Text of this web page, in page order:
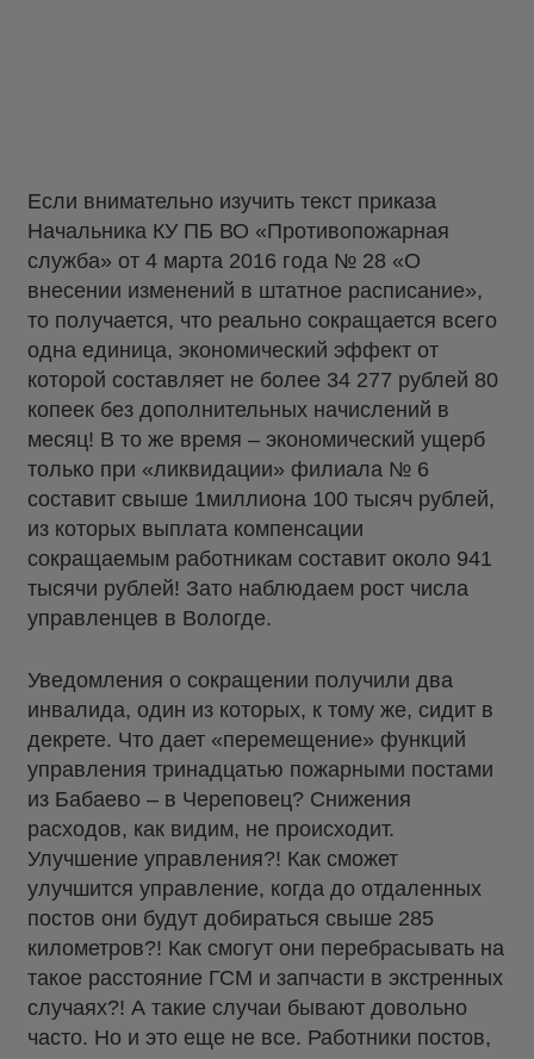
Если внимательно изучить текст приказа
Начальника КУ ПБ ВО «Противопожарная
служба» от 4 марта 2016 года № 28 «О
внесении изменений в штатное расписание»,
то получается, что реально сокращается всего
одна единица, экономический эффект от
которой составляет не более 34 277 рублей 80
копеек без дополнительных начислений в
месяц! В то же время – экономический ущерб
только при «ликвидации» филиала № 6
составит свыше 1миллиона 100 тысяч рублей,
из которых выплата компенсации
сокращаемым работникам составит около 941
тысячи рублей! Зато наблюдаем рост числа
управленцев в Вологде.
Уведомления о сокращении получили два
инвалида, один из которых, к тому же, сидит в
декрете. Что дает «перемещение» функций
управления тринадцатью пожарными постами
из Бабаево – в Череповец? Снижения
расходов, как видим, не происходит.
Улучшение управления?! Как сможет
улучшится управление, когда до отдаленных
постов они будут добираться свыше 285
километров?! Как смогут они перебрасывать на
такое расстояние ГСМ и запчасти в экстренных
случаях?! А такие случаи бывают довольно
часто. Но и это еще не все. Работники постов,